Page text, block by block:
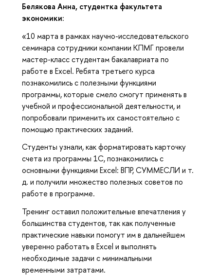
Белякова Анна, студентка факультета
экономики:
«10 марта в рамках научно-исследовательского
семинара сотрудники компании КПМГ провели
мастер-класс студентам бакалавриата по
работе в Excel. Ребята третьего курса
познакомились с полезными функциями
программы, которые смело смогут применять в
учебной и профессиональной деятельности, и
попробовали применить их самостоятельно с
помощью практических заданий.
Студенты узнали, как форматировать карточку
счета из программы 1С, познакомились с
основными функциями Excel: ВПР, СУММЕСЛИ и т.
д. и получили множество полезных советов по
работе в программе.
Тренинг оставил положительные впечатления у
большинства студентов, так как полученные
практические навыки помогут им в дальнейшем
уверенно работать в Excel и выполнять
необходимые задачи с минимальными
временными затратами.